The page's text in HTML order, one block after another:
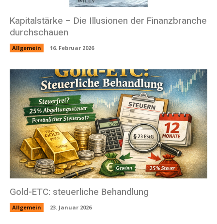
Kapitalstärke – Die Illusionen der Finanzbranche
durchschauen
Allgemein 16. Februar 2026
Gold-ETC: steuerliche Behandlung
Allgemein 23. Januar 2026